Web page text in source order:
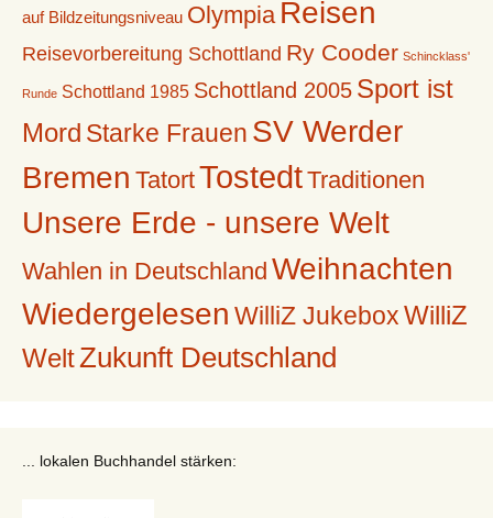
auf Bildzeitungsniveau Olympia Reisen
Reisevorbereitung Schottland Ry Cooder Schincklass'
Runde Schottland 1985 Schottland 2005 Sport ist
Mord Starke Frauen SV Werder
Bremen TatortTostedtTraditionen
Unsere Erde - unsere Welt
Wahlen in Deutschland Weihnachten
Wiedergelesen WilliZ Jukebox WilliZ
WeltZukunft Deutschland
... lokalen Buchhandel stärken: